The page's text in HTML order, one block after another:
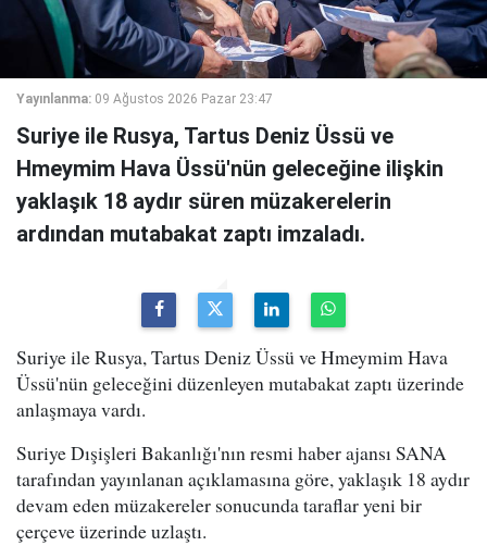
Yayınlanma: 09 Ağustos 2026 Pazar 23:47
Suriye ile Rusya, Tartus Deniz Üssü ve
Hmeymim Hava Üssü'nün geleceğine ilişkin
yaklaşık 18 aydır süren müzakerelerin
ardından mutabakat zaptı imzaladı.
Suriye ile Rusya, Tartus Deniz Üssü ve Hmeymim Hava
Üssü'nün geleceğini düzenleyen mutabakat zaptı üzerinde
anlaşmaya vardı.
Suriye Dışişleri Bakanlığı'nın resmi haber ajansı SANA
tarafından yayınlanan açıklamasına göre, yaklaşık 18 aydır
devam eden müzakereler sonucunda taraflar yeni bir
çerçeve üzerinde uzlaştı.